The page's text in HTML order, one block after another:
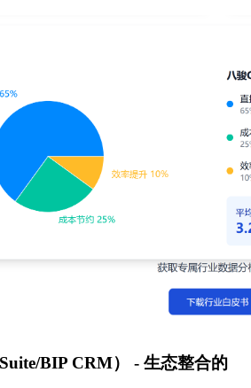
BIP CRM） - 生态整合的